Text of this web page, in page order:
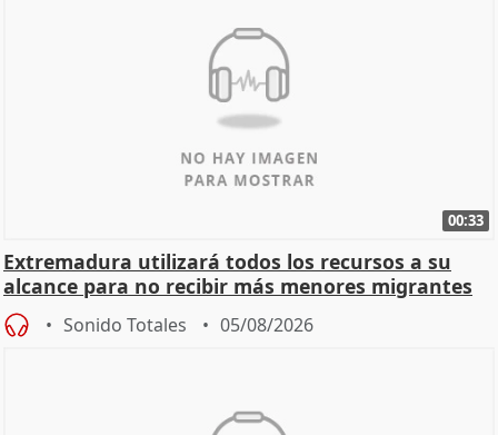
00:33
Extremadura utilizará todos los recursos a su
alcance para no recibir más menores migrantes
Sonido Totales 05/08/2026